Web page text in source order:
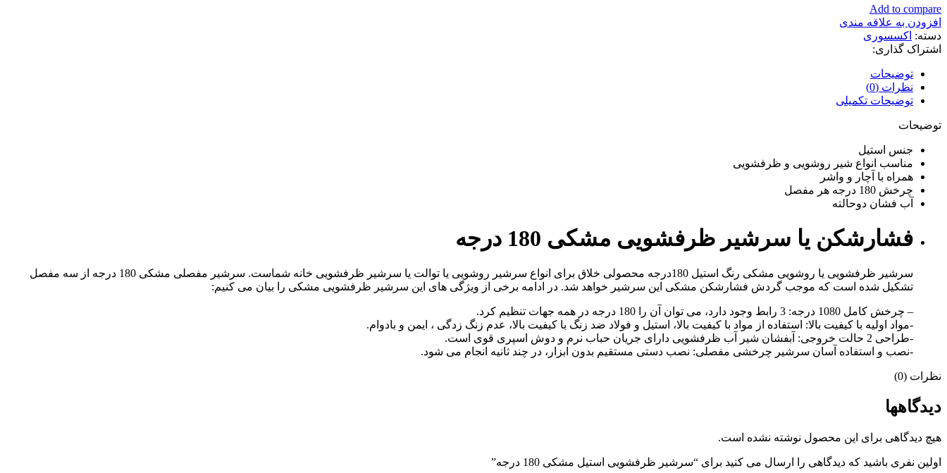
Add to compare
افزودن به علاقه مندی
دسته: اکسسوری
اشتراک گذاری:
توضیحات
نظرات (0)
توضیحات تکمیلی
توضیحات
جنس استیل
مناسب انواع شیر روشویی و ظرفشویی
همراه با آچار و واشر
چرخش 180 درجه هر مفصل
آب فشان دوحالته
فشارشکن یا سرشیر ظرفشویی مشکی 180 درجه
سرشیر ظرفشویی یا روشویی مشکی رنگ استیل 180درجه محصولی خلاق برای انواع سرشیر روشویی یا توالت یا سرشیر ظرفشویی خانه شماست. سرشیر مفصلی مشکی 180 درجه از سه مفصل
تشکیل شده است که موجب گردش فشارشکن مشکی این سرشیر خواهد شد. در ادامه برخی از ویژگی های این سرشیر ظرفشویی مشکی را بیان می کنیم:
– چرخش کامل 1080 درجه: 3 رابط وجود دارد، می توان آن را 180 درجه در همه جهات تنظیم کرد.
-مواد اولیه با کیفیت بالا: استفاده از مواد با کیفیت بالا، استیل و فولاد ضد زنگ با کیفیت بالا، عدم زنگ زدگی ، ایمن و بادوام.
-طراحی 2 حالت خروجی: آبفشان شیر آب ظرفشویی دارای جریان حباب نرم و دوش اسپری قوی است.
-نصب و استفاده آسان سرشیر چرخشی مفصلی: نصب دستی مستقیم بدون ابزار، در چند ثانیه انجام می شود.
نظرات (0)
دیدگاهها
هیچ دیدگاهی برای این محصول نوشته نشده است.
اولین نفری باشید که دیدگاهی را ارسال می کنید برای “سرشیر ظرفشویی استیل مشکی 180 درجه”